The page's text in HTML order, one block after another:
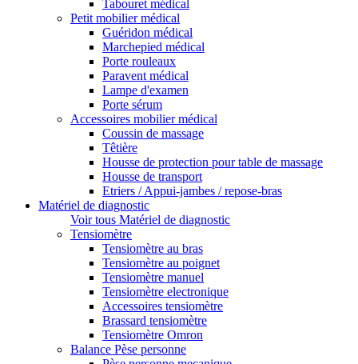
Tabouret médical
Petit mobilier médical
Guéridon médical
Marchepied médical
Porte rouleaux
Paravent médical
Lampe d'examen
Porte sérum
Accessoires mobilier médical
Coussin de massage
Têtière
Housse de protection pour table de massage
Housse de transport
Etriers / Appui-jambes / repose-bras
Matériel de diagnostic
Voir tous Matériel de diagnostic
Tensiomètre
Tensiomètre au bras
Tensiomètre au poignet
Tensiomètre manuel
Tensiomètre electronique
Accessoires tensiomètre
Brassard tensiomètre
Tensiomètre Omron
Balance Pèse personne